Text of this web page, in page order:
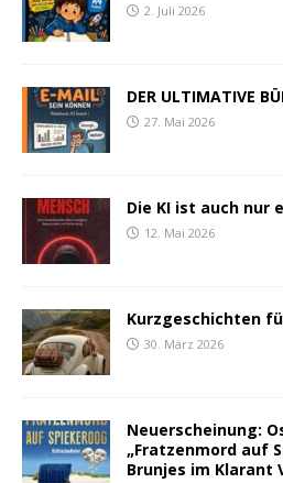
2. Juli 2026
DER ULTIMATIVE
27. Mai 2026
Die KI ist auch nur
12. Mai 2026
Kurzgeschichten
30. März 2026
Neuerscheinung:
„Fratzenmord auf
Brunjes im Klarant